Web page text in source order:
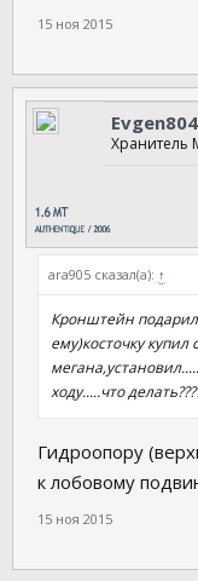
15 ноя 2015
Evgen804
Хранитель
ara905 сказал(а): ↑
Кронштейн
ему)косточку купил
ходу.....что
Гидроопору
к лобовому
15 ноя 2015